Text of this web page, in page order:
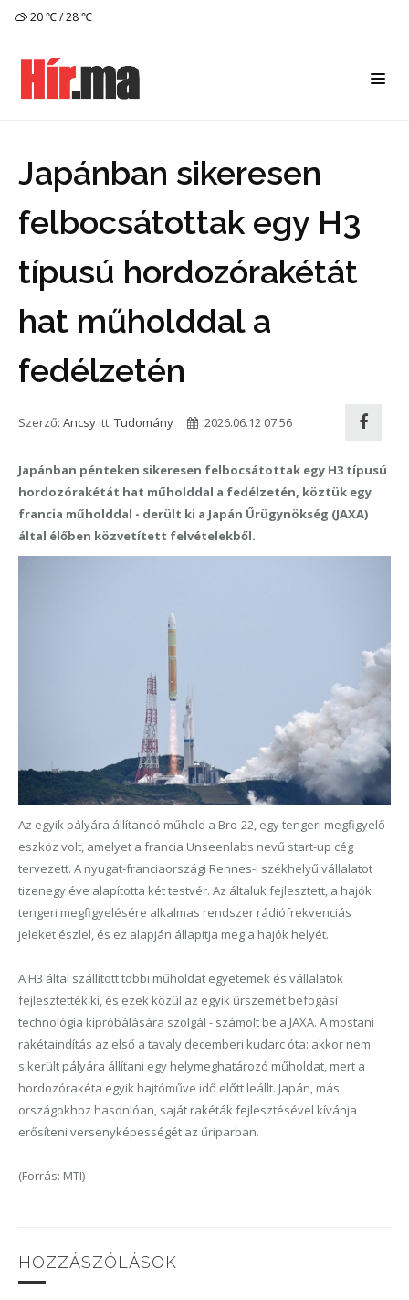
20 ℃ / 28 ℃
Japánban sikeresen
felbocsátottak egy H3
típusú hordozórakétát
hat műholddal a
fedélzetén
Szerző: Ancsy itt: Tudomány 2026.06.12 07:56
Japánban pénteken sikeresen felbocsátottak egy H3 típusú
hordozórakétát hat műholddal a fedélzetén, köztük egy
francia műholddal - derült ki a Japán Űrügynökség (JAXA)
által élőben közvetített felvételekből.
Az egyik pályára állítandó műhold a Bro-22, egy tengeri megfigyelő
eszköz volt, amelyet a francia Unseenlabs nevű start-up cég
tervezett. A nyugat-franciaországi Rennes-i székhelyű vállalatot
tizenegy éve alapította két testvér. Az általuk fejlesztett, a hajók
tengeri megfigyelésére alkalmas rendszer rádiófrekvenciás
jeleket észlel, és ez alapján állapítja meg a hajók helyét.
A H3 által szállított többi műholdat egyetemek és vállalatok
fejlesztették ki, és ezek közül az egyik űrszemét befogási
technológia kipróbálására szolgál - számolt be a JAXA. A mostani
rakétaindítás az első a tavaly decemberi kudarc óta: akkor nem
sikerült pályára állítani egy helymeghatározó műholdat, mert a
hordozórakéta egyik hajtóműve idő előtt leállt. Japán, más
országokhoz hasonlóan, saját rakéták fejlesztésével kívánja
erősíteni versenyképességét az űriparban.
(Forrás: MTI)
HOZZÁSZÓLÁSOK